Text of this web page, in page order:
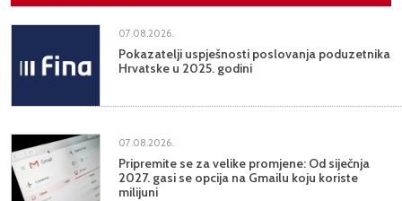
07.08.2026.
Pokazatelji uspješnosti poslovanja poduzetnika
Hrvatske u 2025. godini
07.08.2026.
Pripremite se za velike promjene: Od siječnja
2027. gasi se opcija na Gmailu koju koriste
milijuni